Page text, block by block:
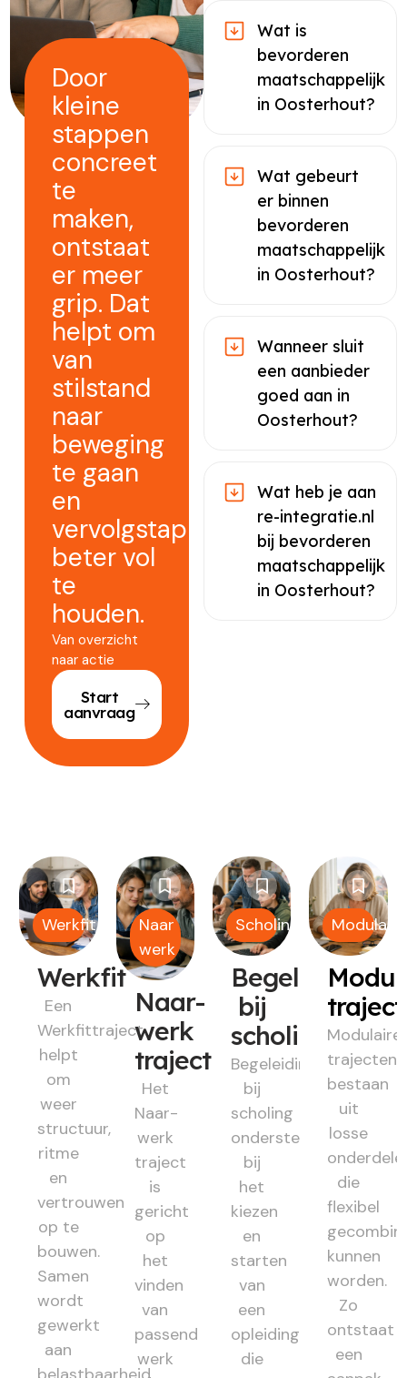
Door
kleine
stappen
concreet
te
maken,
ontstaat
er meer
grip. Dat
helpt om
van
stilstand
naar
beweging
te gaan
en
vervolgstappen
beter vol
te
houden.
Van overzicht
naar actie
Start
aanvraag
Wat is
bevorderen
maatschappelijk
in Oosterhout?
Wat gebeurt
er binnen
bevorderen
maatschappelijk
in Oosterhout?
Wanneer sluit
een aanbieder
goed aan in
Oosterhout?
Wat heb je aan
re-integratie.nl
bij bevorderen
maatschappelijk
in Oosterhout?
Werkfit
Werkfit
Een
Werkfittraject
helpt
om
weer
structuur,
ritme
en
vertrouwen
op te
bouwen.
Samen
wordt
gewerkt
aan
Naar
werk
Naar-
werk
traject
Het
Naar-
werk
traject
is
gericht
op
het
vinden
van
passend
werk
Scholing
Begeleiding
bij
scholing
Begeleiding
bij
scholing
ondersteunt
bij
het
kiezen
en
starten
van
een
opleiding
die
Modulair
Modulaire
trajecten
bestaan
uit
losse
die
flexibel
kunnen
worden.
Zo
ontstaat
een